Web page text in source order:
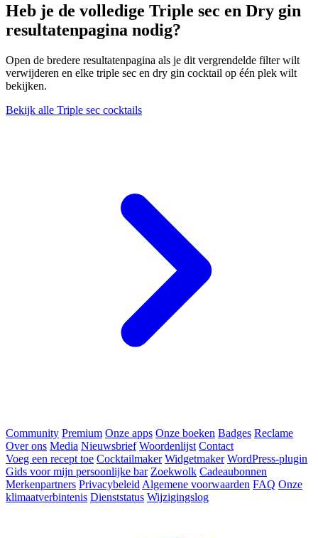
Heb je de volledige Triple sec en Dry gin
resultatenpagina nodig?
Open de bredere resultatenpagina als je dit vergrendelde filter wilt
verwijderen en elke triple sec en dry gin cocktail op één plek wilt
bekijken.
Bekijk alle Triple sec cocktails
Community Premium Onze apps Onze boeken Badges Reclame
Over ons Media Nieuwsbrief Woordenlijst Contact
Voeg een recept toe Cocktailmaker Widgetmaker WordPress-plugin
Gids voor mijn persoonlijke bar Zoekwolk Cadeaubonnen
Merkenpartners Privacybeleid Algemene voorwaarden FAQ Onze
klimaatverbintenis Dienststatus Wijzigingslog